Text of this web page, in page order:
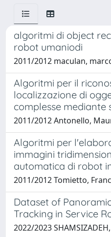
algoritmi di object
robot umaniodi
2011/2012 maculan,
Algoritmi per il
localizzazione di
complesse mediante
2011/2012 Antonello,
Algoritmi per
immagini
automatica di robot
2011/2012 Tomietto,
Dataset of
Tracking in Service
2022/2023